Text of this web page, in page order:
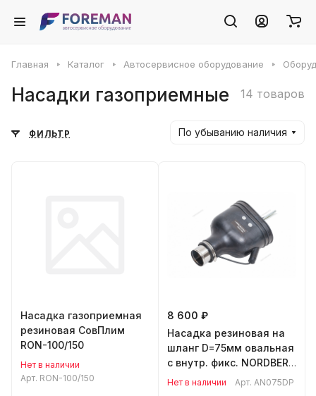
Главная Каталог Автосервисное оборудование
Насадки газоприемные 14 товаров
ФИЛЬТР По убыванию наличия
Насадка газоприемная
резиновая СовПлим
RON-100/150
Нет в наличии
Арт. RON-100/150
8 600 ₽
Насадка резиновая на
шланг D=75мм овальная
с внутр. фикс. NORDBERG
AN075DP
Нет в наличии Арт. AN075DP